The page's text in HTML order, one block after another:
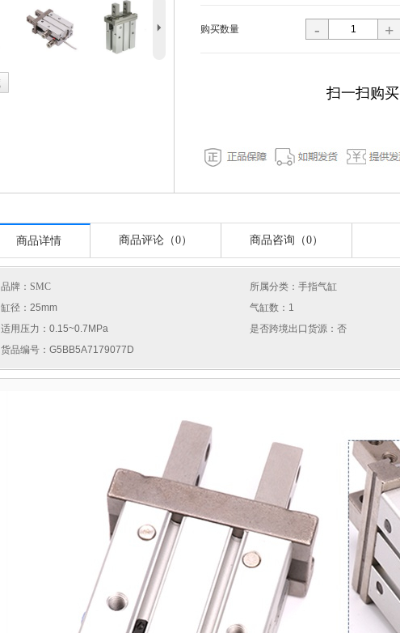
5 购买数量 - +
扫一扫购买
商品详情 商品评论（0） 商品咨询（0）
品牌： SMC 所属分类：手指气缸
缸径：25mm
气缸数：1
适用压力：0.15~0.7MPa
是否跨境出口货源：否
货品编号：G5BB5A7179077D